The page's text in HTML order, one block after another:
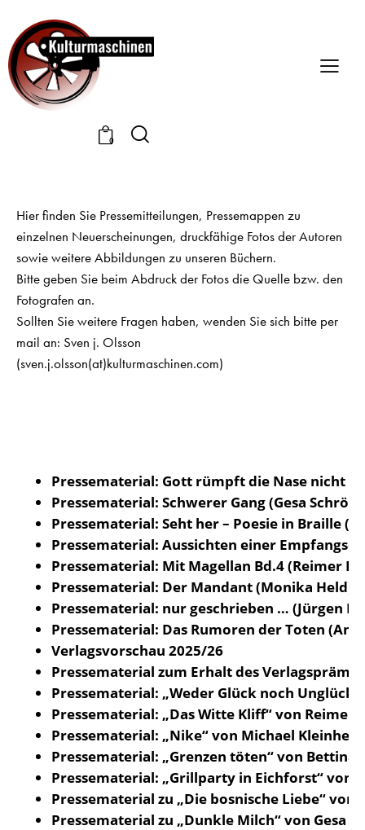
0
Hier finden Sie Pressemitteilungen, Pressemappen zu
einzelnen Neuerscheinungen, druckfähige Fotos der Autoren
sowie weitere Abbildungen zu unseren Büchern.
Bitte geben Sie beim Abdruck der Fotos die Quelle bzw. den
Fotografen an.
Sollten Sie weitere Fragen haben, wenden Sie sich bitte per
mail an: Sven j. Olsson
(sven.j.olsson(at)kulturmaschinen.com)
Pressematerial: Gott rümpft die Nase nicht
Pressematerial: Schwerer Gang (Gesa
Pressematerial: Seht her – Poesie in Braille
Pressematerial: Aussichten einer
Pressematerial: Mit Magellan Bd.4 (Reimer
Pressematerial: Der Mandant (Monika Held)
Pressematerial: nur geschrieben … (Jürgen
Pressematerial: Das Rumoren der Toten
Verlagsvorschau 2025/26
Pressematerial zum Erhalt des
Pressematerial: „Weder Glück noch
Pressematerial: „Das Witte Kliff“ von Reimer
Pressematerial: „Nike“ von Michael
Pressematerial: „Grenzen töten“ von Bettina
Pressematerial: „Grillparty in Eichforst“ von
Pressematerial zu „Die bosnische Liebe“ von
Pressematerial zu „Dunkle Milch“ von Gesa